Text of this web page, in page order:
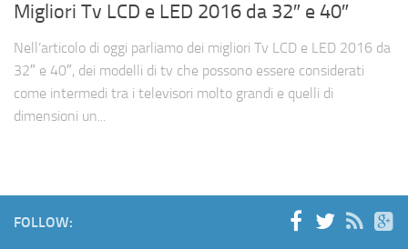
Migliori Tv LCD e LED 2016 da 32″ e 40″
Nell’articolo di oggi parliamo dei migliori Tv LCD e LED 2016 da
32″ e 40″, dei modelli di tv che possono essere considerati
come intermedi tra i televisori molto grandi e quelli di
dimensioni un...
FOLLOW: